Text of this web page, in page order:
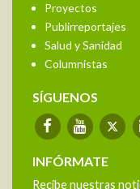
Proyectos
Publirreportajes
Salud y Sanidad
Columnistas
SÍGUENOS
INFÓRMATE
Recibe nuestras